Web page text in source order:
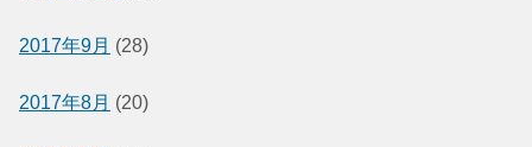
2017年9月 (28)
2017年8月 (20)